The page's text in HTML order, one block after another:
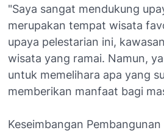
"Saya sangat mendukung
merupakan tempat wisata
upaya pelestarian ini,
wisata yang ramai. Namun,
untuk memelihara apa yang
memberikan manfaat bagi
Keseimbangan